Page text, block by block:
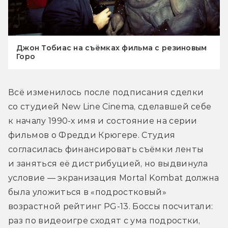
Джон Тобиас на съёмках фильма с резиновым
Горо
Всё изменилось после подписания сделки
со студией New Line Cinema, сделавшей себе
к началу 1990-х имя и состояние на серии
фильмов о Фредди Крюгере. Студия
согласилась финансировать съёмки ленты
и заняться её дистрибуцией, но выдвинула
условие — экранизация Mortal Kombat должна
была уложиться в «подростковый»
возрастной рейтинг PG-13. Боссы посчитали:
раз по видеоигре сходят с ума подростки,